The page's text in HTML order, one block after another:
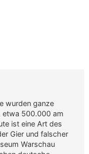
wurden ganze
etwa 500.000 am
ist eine Art des
Gier und falscher
Warschau